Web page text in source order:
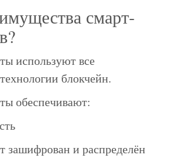
смарт-
используют все
блокчейн.
обеспечивают:
зашифрован и распределён